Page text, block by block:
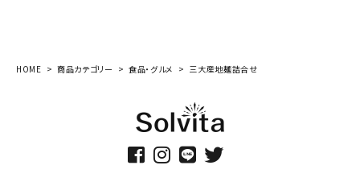
HOME 商品カテゴリー 食品・グルメ 三大産地麺詰合せ